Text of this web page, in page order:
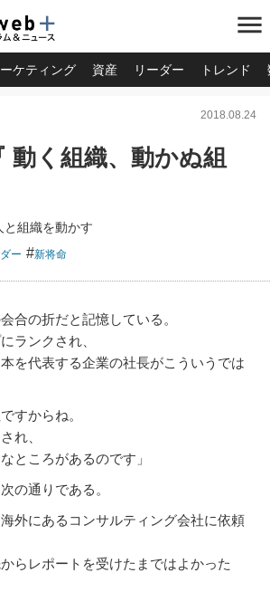
menu
ケティング 資産 リーダー トレンド
2018.08.24
く組織、動かぬ組
組織を動かす
ー #新将命
合の折だと記憶している。
ランクされ、
を代表する企業の社長がこういうでは
すからね。
れ、
ところがあるのです」
の通りである。
外にあるコンサルティング会社に依頼
らレポートを受けたまではよかった